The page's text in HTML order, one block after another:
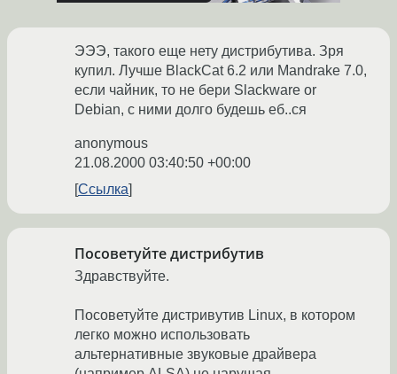
ЭЭЭ, такого еще нету дистрибутива. Зря
купил. Лучше BlackCat 6.2 или Mandrake 7.0,
если чайник, то не бери Slackware or
Debian, с ними долго будешь еб..ся
anonymous
21.08.2000 03:40:50 +00:00
Ссылка
Посоветуйте дистрибутив
Здравствуйте.
Посоветуйте дистривутив Linux, в котором
легко можно использовать
альтернативные звуковые драйвера